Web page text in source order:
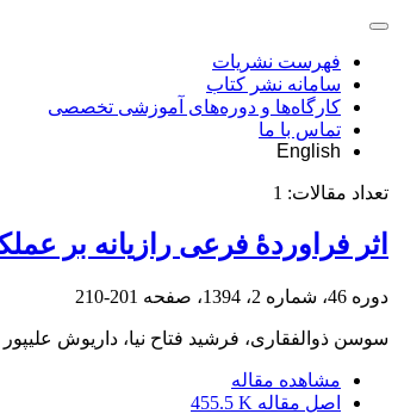
فهرست نشریات
سامانه نشر کتاب
کارگاه‌ها و دوره‌های آموزشی تخصصی
تماس با ما
English
تعداد مقالات: 1
اثر فراوردۀ فرعی رازیانه بر
دوره 46، شماره 2، 1394، صفحه 201-210
سوسن ذوالفقاری، فرشید فتاح نیا، داریوش علیپور
مشاهده مقاله
اصل مقاله 455.5 K